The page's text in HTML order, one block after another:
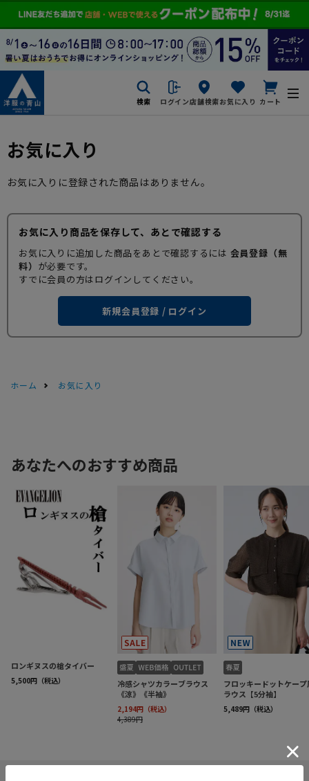
検索 ログイン店舗検索お気に入り カート
お気に入り
お気に入りに登録された商品はありません。
お気に入り商品を保存して、あとで確認する
お気に入りに追加した商品をあとで確認するには 会員登録（無
料） が必要です。
すでに会員の方はログインしてください。
新規会員登録 / ログイン
ホーム お気に入り